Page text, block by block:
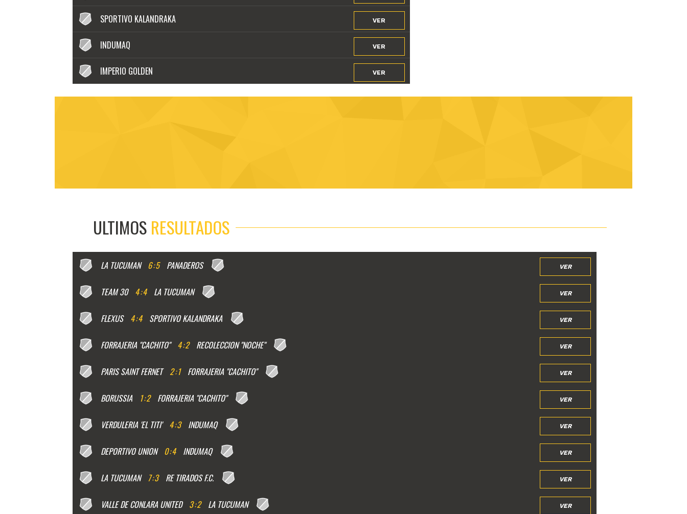
SPORTIVO KALANDRAKA VER
INDUMAQ VER
IMPERIO GOLDEN VER
ULTIMOS RESULTADOS
LA TUCUMAN 6:5 PANADEROS VER
TEAM 30 4:4 LA TUCUMAN VER
FLEXUS 4:4 SPORTIVO KALANDRAKA VER
FORRAJERIA "CACHITO" 4:2 RECOLECCION "NOCHE" VER
PARIS SAINT FERNET 2:1 FORRAJERIA "CACHITO" VER
BORUSSIA 1:2 FORRAJERIA "CACHITO" VER
VERDULERIA 'EL TITI' 4:3 INDUMAQ VER
DEPORTIVO UNION 0:4 INDUMAQ VER
LA TUCUMAN 7:3 RE TIRADOS F.C. VER
VALLE DE CONLARA UNITED 3:2 LA TUCUMAN VER